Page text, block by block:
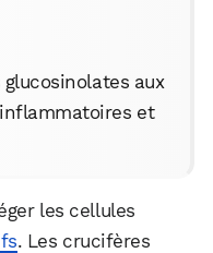
aux
et
les cellules
. Les crucifères